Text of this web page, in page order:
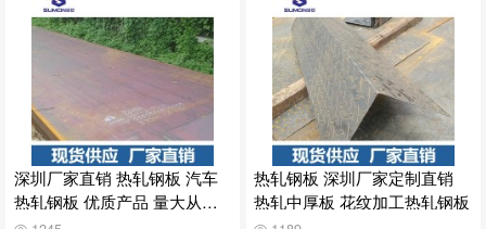
深圳厂家直销 热轧钢板 汽车
热轧钢板 优质产品 量大从优 3
热轧钢板 深圳厂家定制直销
热轧中厚板 花纹加工热轧钢板